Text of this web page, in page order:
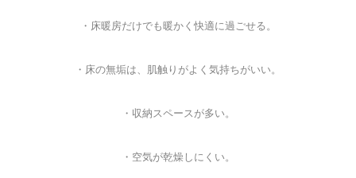
・床暖房だけでも暖かく快適に過ごせる。
・床の無垢は、肌触りがよく気持ちがいい。
・収納スペースが多い。
・空気が乾燥しにくい。